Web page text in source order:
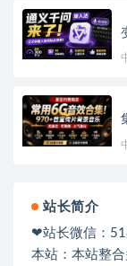
站长简介
❤站长微信：
本站：本站整